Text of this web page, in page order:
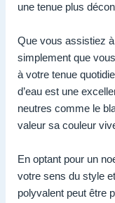
une tenue plus
Que vous assistiez
simplement que
à votre tenue
d’eau est une
neutres comme le
valeur sa couleur
En optant pour un
votre sens du style
polyvalent peut être